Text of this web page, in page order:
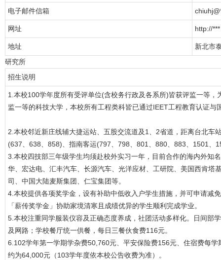
电子邮件信箱
网址 http://***
地址
新北市
研究所
招生说明
1.本校100学年度所有受评单位(含校务行政及各系所)皆获评监一等
监一等的科技大学，本校所有工程类科皆已通过IEET工程教育认证与
2.本校邻近新庄线辅大捷运站、五股交流道及1、2省道，距离台北车
(637、638、858)、指南客运(797、798、801、880、883、1501、
3.本校四技部三年级学生均须赴校外实习一年，目前合作的海内外知
华、宏达电、汇丰汽车、长源汽车、光洋应材、工研院、美国西肯塔
司、中国大陆麦斯集团、仁宝集团等。
4.本校提供各项奖学金，设有补助中低收入户学生措施，并可申请减
「薪传奖学金」协助家境清寒且成绩优异的学生顺利完成学业。
5.本校注重同学服装仪容及正确态度养成，社团活动多样化。日间部
及网路；学校餐厅统一供餐，每日三餐伙食费116元。
6.102学年第一学期学杂费50,760元、平安保险费156元、住宿费每
约为64,000元（103学年度依本校公告收费为准）。